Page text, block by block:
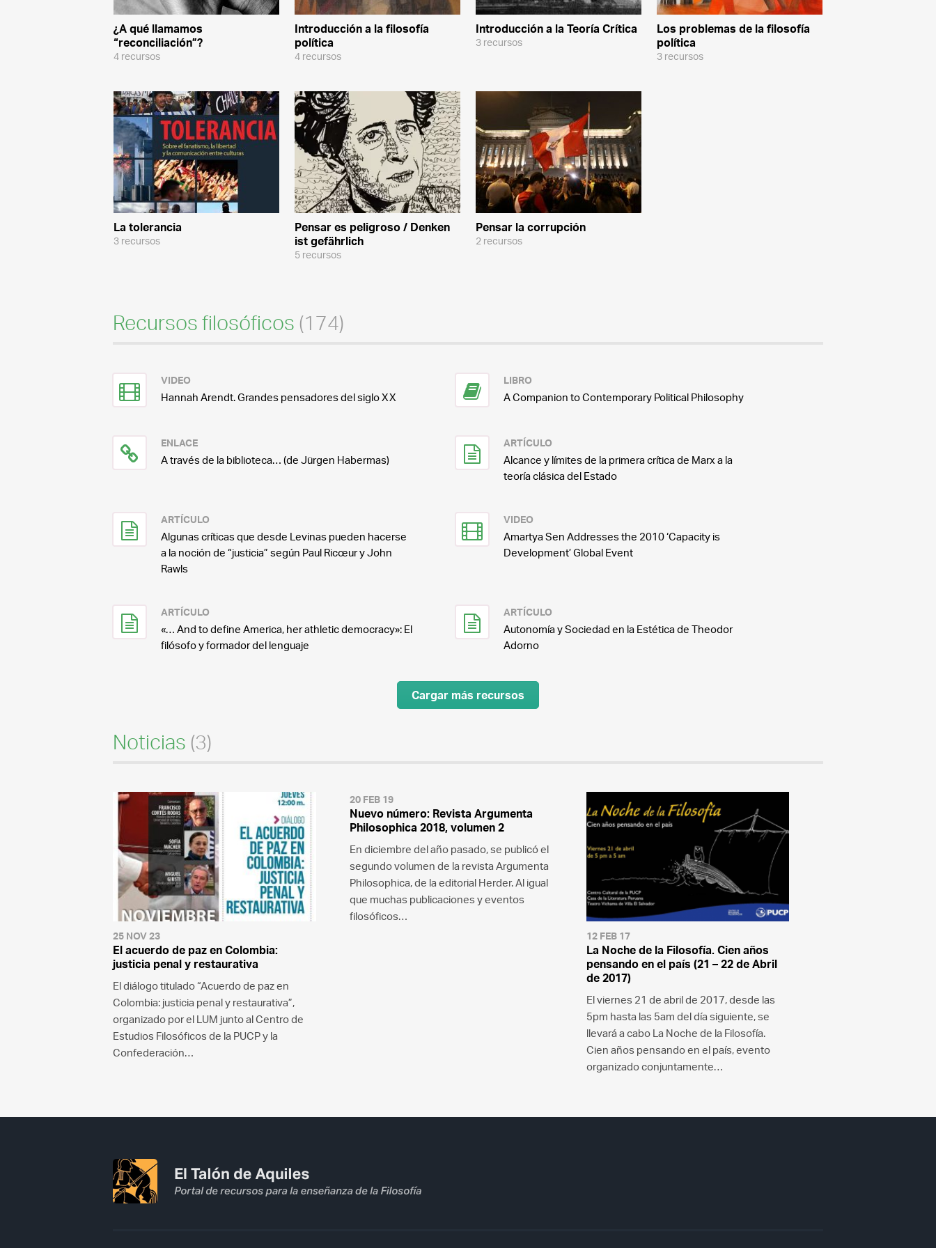
¿A qué llamamos
“reconciliación”?
4 recursos
Introducción a la filosofía
política
4 recursos
Introducción a la Teoría Crítica
3 recursos
Los problemas de la filosofía
política
3 recursos
La tolerancia
3 recursos
Pensar es peligroso / Denken
ist gefährlich
5 recursos
Pensar la corrupción
2 recursos
Recursos filosóficos (174)
VIDEO
Hannah Arendt. Grandes pensadores del siglo XX
LIBRO
A Companion to Contemporary Political Philosophy
ENLACE
A través de la biblioteca… (de Jürgen Habermas)
ARTÍCULO
Alcance y límites de la primera crítica de Marx a la
teoría clásica del Estado
ARTÍCULO
Algunas críticas que desde Levinas pueden hacerse
a la noción de “justicia” según Paul Ricœur y John
Rawls
VIDEO
Amartya Sen Addresses the 2010 ‘Capacity is
Development’ Global Event
ARTÍCULO
«… And to define America, her athletic democracy»: El
filósofo y formador del lenguaje
ARTÍCULO
Autonomía y Sociedad en la Estética de Theodor
Adorno
Cargar más recursos
Noticias (3)
25 NOV 23
El acuerdo de paz en Colombia:
justicia penal y restaurativa
El diálogo titulado “Acuerdo de paz en
Colombia: justicia penal y restaurativa”,
organizado por el LUM junto al Centro de
Estudios Filosóficos de la PUCP y la
Confederación…
20 FEB 19
Nuevo número: Revista Argumenta
Philosophica 2018, volumen 2
En diciembre del año pasado, se publicó el
segundo volumen de la revista Argumenta
Philosophica, de la editorial Herder. Al igual
que muchas publicaciones y eventos
filosóficos…
12 FEB 17
La Noche de la Filosofía. Cien años
pensando en el país (21 – 22 de Abril
de 2017)
El viernes 21 de abril de 2017, desde las
5pm hasta las 5am del día siguiente, se
llevará a cabo La Noche de la Filosofía.
Cien años pensando en el país, evento
organizado conjuntamente…